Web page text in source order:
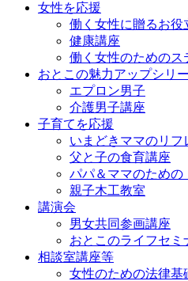
女性を応援
働く女性に贈るお役
健康講座
働く女性のためのス
おとこの魅力アップシリ
エプロン男子
介護男子講座
子育てを応援
いまどきママのリフ
父と子の食育講座
パパ＆ママのための
親子木工教室
講演会
男女共同参画講座
おとこのライフセミ
相談室講座等
女性のための法律基